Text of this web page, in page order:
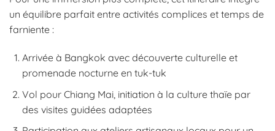
un équilibre parfait entre activités complices et temps de
farniente :
Arrivée à Bangkok avec découverte culturelle et
promenade nocturne en tuk-tuk
Vol pour Chiang Mai, initiation à la culture thaïe par
des visites guidées adaptées